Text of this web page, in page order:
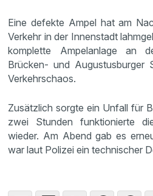
Eine defekte Ampel hat am
Verkehr in der Innenstadt
komplette Ampelanlage an
Brücken- und Augustusburger
Verkehrschaos.
Zusätzlich sorgte ein Unfall für
zwei Stunden funktionierte
wieder. Am Abend gab es
war laut Polizei ein technischer